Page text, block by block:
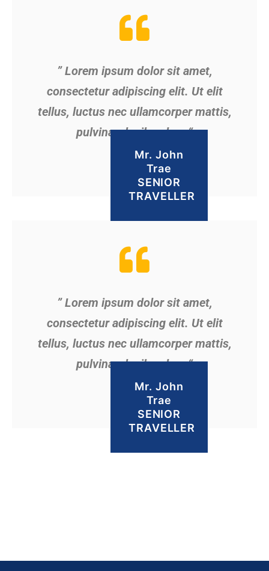
” Lorem ipsum dolor sit amet,
consectetur adipiscing elit. Ut elit
tellus, luctus nec ullamcorper mattis,
pulvinar dapibus leo. “
Mr. John
Trae
SENIOR
TRAVELLER
” Lorem ipsum dolor sit amet,
consectetur adipiscing elit. Ut elit
tellus, luctus nec ullamcorper mattis,
pulvinar dapibus leo. “
Mr. John
Trae
SENIOR
TRAVELLER